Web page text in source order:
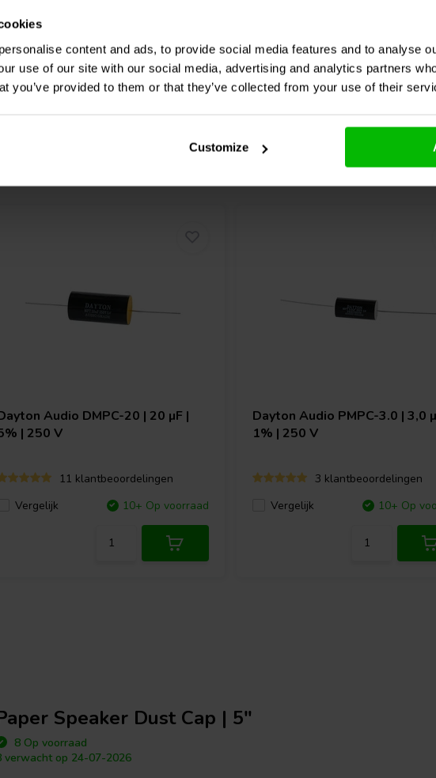
content and ads, to provide social media features and to analyse
use of our site with our social media, advertising and analytics partners
you’ve provided to them or that they’ve collected from your use of their
Customize
Vergelijk
Audio DMPC-20 | 20 µF |
| 250 V
11 klantbeoordelingen
Vergelijk
10+ Op voorraad
Dayton Audio PMPC-3.0 | 3,0
1% | 250 V
3 klantbeoordelingen
Vergelijk
10+ Op
Speaker Dust Cap | 5"
8 Op voorraad
verwacht op 24-07-2026